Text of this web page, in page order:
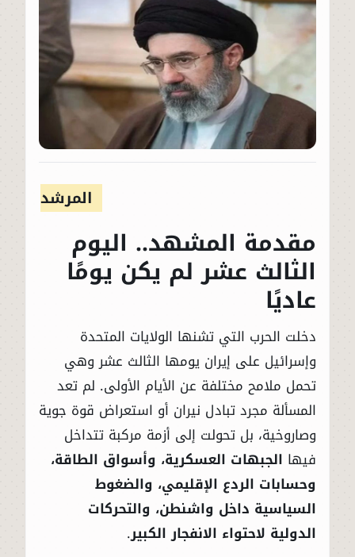
المرشد
مقدمة المشهد.. اليوم
الثالث عشر لم يكن يومًا
عاديًا
دخلت الحرب التي تشنها الولايات المتحدة
وإسرائيل على إيران يومها الثالث عشر وهي
تحمل ملامح مختلفة عن الأيام الأولى. لم تعد
المسألة مجرد تبادل نيران أو استعراض قوة جوية
وصاروخية، بل تحولت إلى أزمة مركبة تتداخل
فيها الجبهات العسكرية، وأسواق الطاقة،
وحسابات الردع الإقليمي، والضغوط
السياسية داخل واشنطن، والتحركات
الدولية لاحتواء الانفجار الكبير.